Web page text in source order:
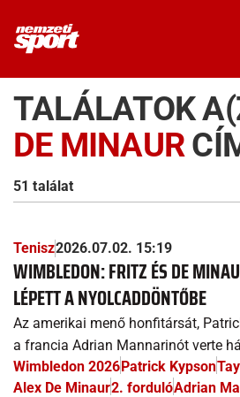
TALÁLATOK
DE MINAUR
51 találat
Tenisz2026.07.02. 15:19
WIMBLEDON: FRITZ ÉS DE
LÉPETT A NYOLCADDÖNTŐBE
Az amerikai menő honfitársát,
a francia Adrian Mannarinót verte
Wimbledon 2026Patrick Kypson
Alex De Minaur2. fordulóAdrian